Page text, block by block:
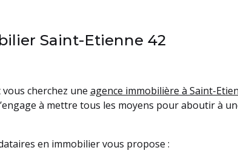
Saint-Etienne 42
cherchez une agence immobilière à Saint-
à mettre tous les moyens pour aboutir à
en immobilier vous propose :